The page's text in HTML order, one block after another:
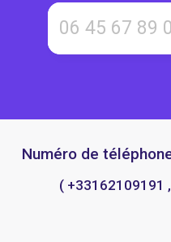
Numéro de
( +33162109191